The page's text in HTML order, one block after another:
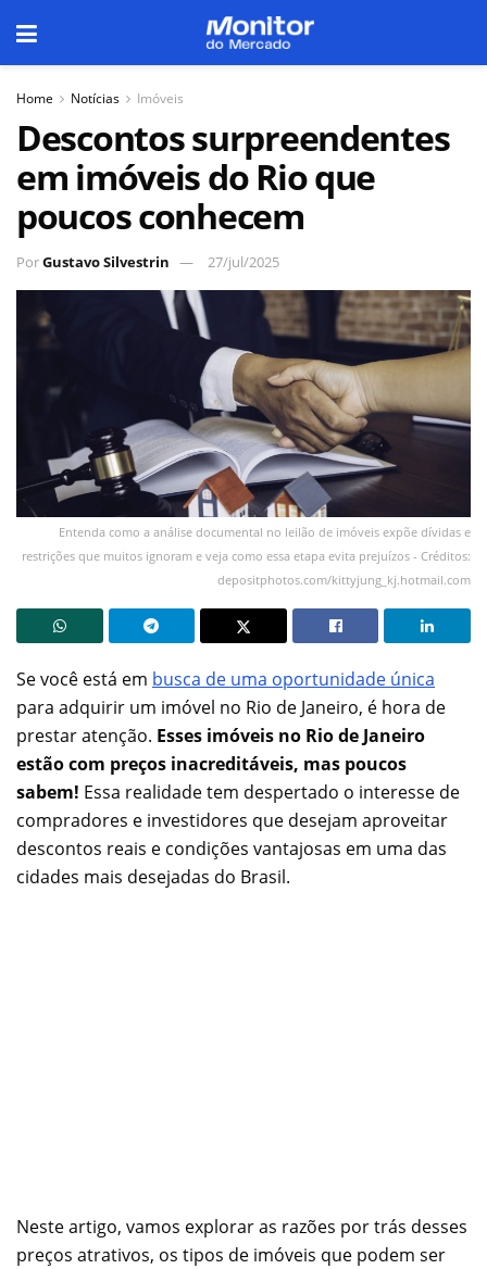
Home Notícias Imóveis
Descontos surpreendentes
em imóveis do Rio que
poucos conhecem
PorGustavo Silvestrin 27/jul/2025
Entenda como a análise documental no leilão de imóveis expõe dívidas e
restrições que muitos ignoram e veja como essa etapa evita prejuízos - Créditos:
depositphotos.com/kittyjung_kj.hotmail.com
Se você está em busca de uma oportunidade única
para adquirir um imóvel no Rio de Janeiro, é hora de
prestar atenção. Esses imóveis no Rio de Janeiro
estão com preços inacreditáveis, mas poucos
sabem! Essa realidade tem despertado o interesse de
compradores e investidores que desejam aproveitar
descontos reais e condições vantajosas em uma das
cidades mais desejadas do Brasil.
Neste artigo, vamos explorar as razões por trás desses
preços atrativos, os tipos de imóveis que podem ser